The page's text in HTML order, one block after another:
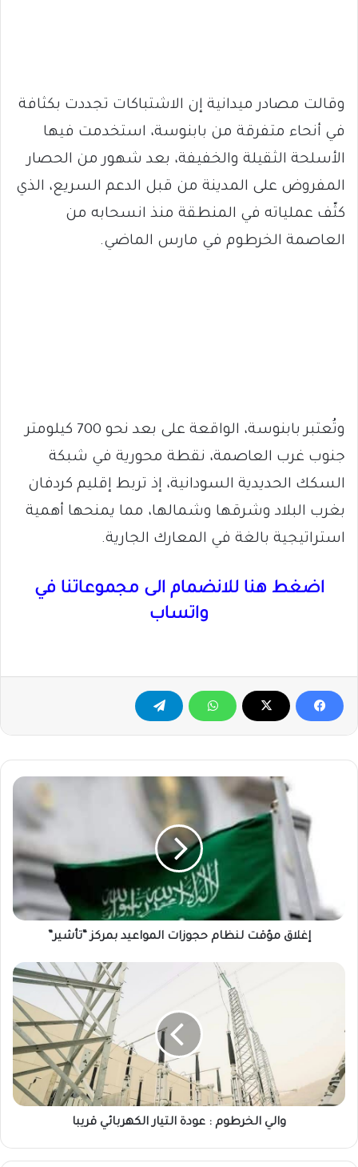
وقالت مصادر ميدانية إن الاشتباكات تجددت بكثافة
في أنحاء متفرقة من بابنوسة، استخدمت فيها
الأسلحة الثقيلة والخفيفة، بعد شهور من الحصار
المفروض على المدينة من قبل الدعم السريع، الذي
كثّف عملياته في المنطقة منذ انسحابه من
العاصمة الخرطوم في مارس الماضي.
وتُعتبر بابنوسة، الواقعة على بعد نحو 700 كيلومتر
جنوب غرب العاصمة، نقطة محورية في شبكة
السكك الحديدية السودانية، إذ تربط إقليم كردفان
بغرب البلاد وشرقها وشمالها، مما يمنحها أهمية
استراتيجية بالغة في المعارك الجارية.
اضغط هنا للانضمام الى مجموعاتنا في
واتساب
“تأشير”
إغلاق مؤقت لنظام حجوزات المواعيد بمركز “تأشير”
الكهربائي
قريبا
والي الخرطوم : عودة التيار الكهربائي قريبا